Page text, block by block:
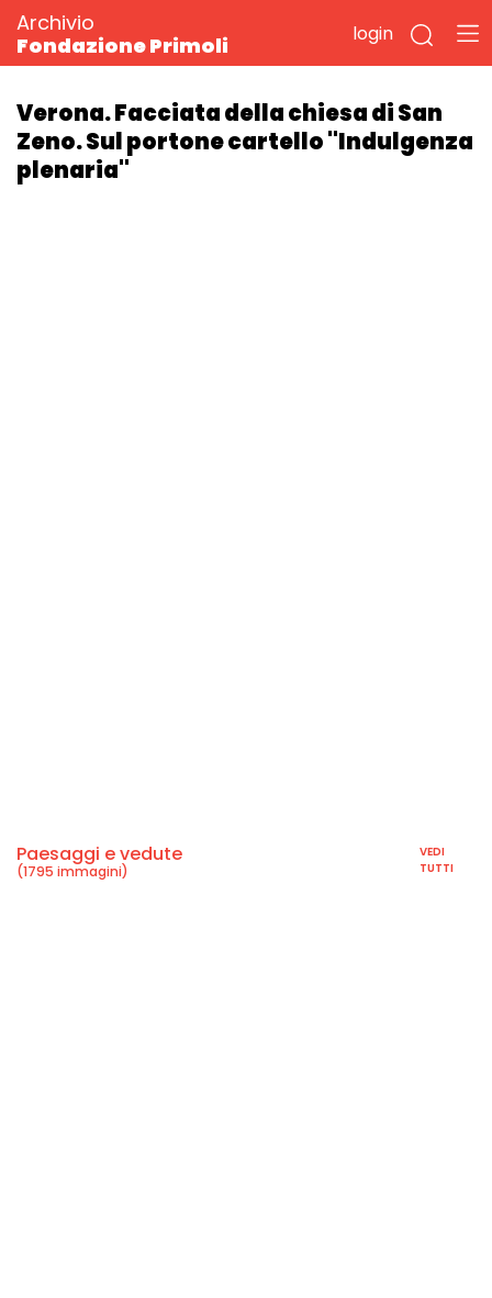
Archivio
Fondazione Primoli
login
Verona. Facciata della chiesa di San
Zeno. Sul portone cartello "Indulgenza
plenaria"
Paesaggi e vedute
(1795 immagini)
VEDI
TUTTI